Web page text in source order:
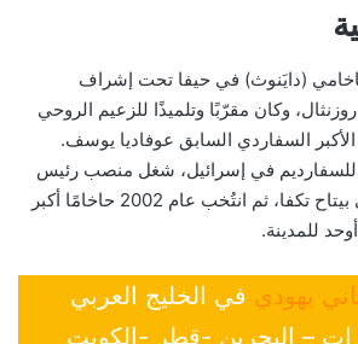
(دايَنوث) في حيفا تحت إشراف
وكان مقرّبًا وتلميذًا للزعيم الروحي
السفاردي السابق عوفاديا يوسف.
للسفارديم في إسرائيل، شغل منصب رئيس
المحكمة الحاخامية في بيتاح تكفا، ثم انتُخب عام 2002 حاخامًا أكبر
للمدينة.
يهودي في الخليج العربي
– البحرين -قطر -الكويت